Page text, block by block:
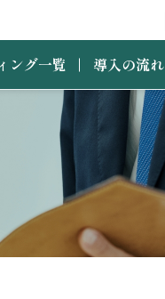
ング一覧 導入の流れ